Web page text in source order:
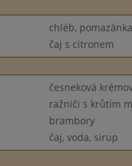
chléb,
čaj s citronem
česneková
ražniči s krůtím
brambory
čaj, voda, sirup